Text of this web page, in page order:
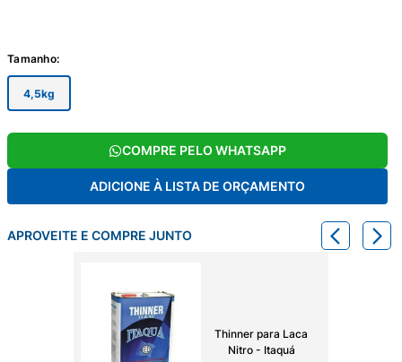
Tamanho:
4,5kg
COMPRE PELO WHATSAPP
ADICIONE À LISTA DE ORÇAMENTO
APROVEITE E COMPRE JUNTO
Thinner para Laca
Nitro - Itaquá